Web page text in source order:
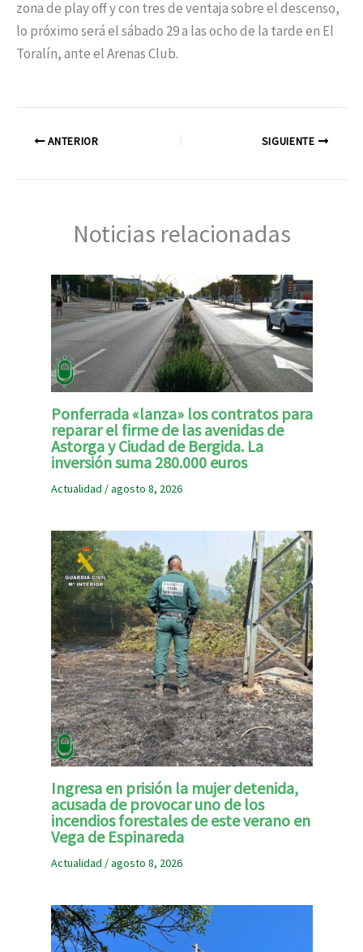
zona de play off y con tres de ventaja sobre el descenso,
lo próximo será el sábado 29 a las ocho de la tarde en El
Toralín, ante el Arenas Club.
ANTERIOR SIGUIENTE
Noticias relacionadas
Ponferrada «lanza» los contratos para
reparar el firme de las avenidas de
Astorga y Ciudad de Bergida. La
inversión suma 280.000 euros
Actualidad /agosto 8, 2026
Ingresa en prisión la mujer detenida,
acusada de provocar uno de los
incendios forestales de este verano en
Vega de Espinareda
Actualidad /agosto 8, 2026